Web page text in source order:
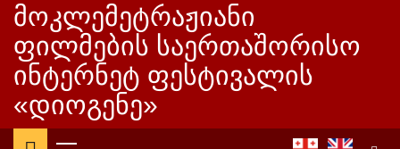
მოკლემეტრაჟიანი
ფილმების საერთაშორისო
ინტერნეტ ფესტივალის
«დიოგენე»